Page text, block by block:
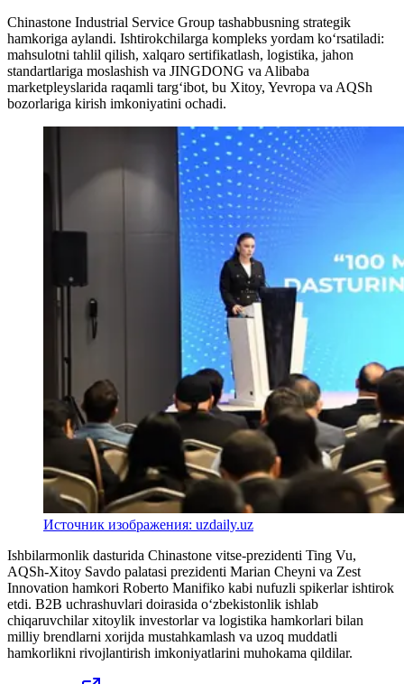
Chinastone Industrial Service Group tashabbusning strategik
hamkoriga aylandi. Ishtirokchilarga kompleks yordam ko‘rsatiladi:
mahsulotni tahlil qilish, xalqaro sertifikatlash, logistika, jahon
standartlariga moslashish va JINGDONG va Alibaba
marketpleyslarida raqamli targ‘ibot, bu Xitoy, Yevropa va AQSh
bozorlariga kirish imkoniyatini ochadi.
Источник изображения: uzdaily.uz
Ishbilarmonlik dasturida Chinastone vitse-prezidenti Ting Vu,
AQSh-Xitoy Savdo palatasi prezidenti Marian Cheyni va Zest
Innovation hamkori Roberto Manifiko kabi nufuzli spikerlar ishtirok
etdi. B2B uchrashuvlari doirasida o‘zbekistonlik ishlab
chiqaruvchilar xitoylik investorlar va logistika hamkorlari bilan
milliy brendlarni xorijda mustahkamlash va uzoq muddatli
hamkorlikni rivojlantirish imkoniyatlarini muhokama qildilar.